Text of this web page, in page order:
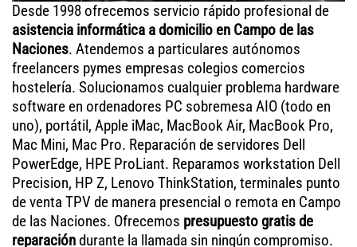
Desde 1998 ofrecemos servicio rápido profesional de
asistencia informática a domicilio en Campo de las
Naciones. Atendemos a particulares autónomos
freelancers pymes empresas colegios comercios
hostelería. Solucionamos cualquier problema hardware
software en ordenadores PC sobremesa AIO (todo en
uno), portátil, Apple iMac, MacBook Air, MacBook Pro,
Mac Mini, Mac Pro. Reparación de servidores Dell
PowerEdge, HPE ProLiant. Reparamos workstation Dell
Precision, HP Z, Lenovo ThinkStation, terminales punto
de venta TPV de manera presencial o remota en Campo
de las Naciones. Ofrecemos presupuesto gratis de
reparacióndurante la llamada sin ningún compromiso.